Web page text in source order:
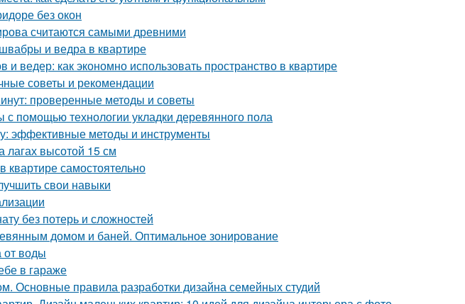
без окон
считаются самыми древними
и ведра в квартире
ведер: как экономно использовать пространство в квартире
советы и рекомендации
проверенные методы и советы
с помощью технологии укладки деревянного пола
эффективные методы и инструменты
лагах высотой 15 см
самостоятельно
свои навыки
без потерь и сложностей
домом и баней. Оптимальное зонирование
от воды
в гараже
Основные правила разработки дизайна семейных студий